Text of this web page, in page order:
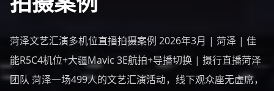
菏泽文艺汇演多机位直播拍摄案例 2026年3月 | 菏泽 | 佳
能R5C4机位+大疆Mavic 3E航拍+导播切换 | 摄行直播菏泽
团队 菏泽一场499人的文艺汇演活动，线下观众座无虚席，